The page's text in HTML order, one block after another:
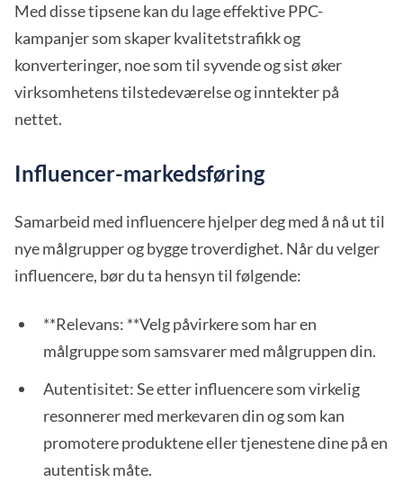
Med disse tipsene kan du lage effektive PPC-
kampanjer som skaper kvalitetstrafikk og
konverteringer, noe som til syvende og sist øker
virksomhetens tilstedeværelse og inntekter på
nettet.
Influencer-markedsføring
Samarbeid med influencere hjelper deg med å nå ut til
nye målgrupper og bygge troverdighet. Når du velger
influencere, bør du ta hensyn til følgende:
**Relevans: **Velg påvirkere som har en
målgruppe som samsvarer med målgruppen din.
Autentisitet: Se etter influencere som virkelig
resonnerer med merkevaren din og som kan
promotere produktene eller tjenestene dine på en
autentisk måte.